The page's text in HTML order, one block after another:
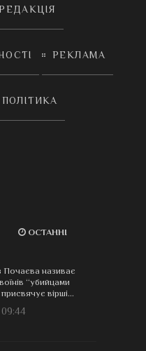
РЕКЛАМА
ОСТАННІ
Почаєва називає
“убийцами
вірші...
09:44